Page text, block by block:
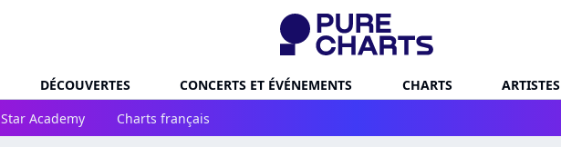
DÉCOUVERTES CONCERTS ET ÉVÉNEMENTS CHARTS
ARTISTES
Star Academy Charts français